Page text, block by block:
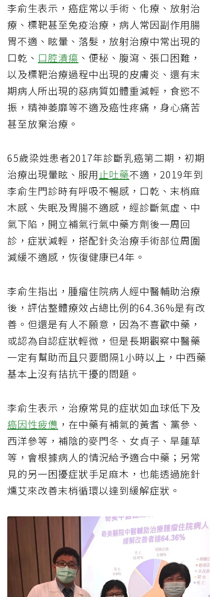
李俞生表示，癌症常以手術、化療、放射治
療、標靶甚至免疫治療，病人常因副作用腸
胃不適、眩暈、落髮，放射治療中常出現的
口乾、 口腔潰瘍 、便秘、腹瀉、張口困難，
以及標靶治療過程中出現的皮膚炎、還有末
期病人所出現的惡病質如體重減輕，食慾不
振，精神萎靡等不適及癌性疼痛，身心痛苦
甚至放棄治療。
65歲梁姓患者2017年診斷乳癌第二期，初期
治療出現暈眩、服用止吐藥不適，2019年到
李俞生門診時有呼吸不暢感，口乾、末梢麻
木感、失眠及胃腸不適感，經診斷氣虛、中
氣下陷，開立補氣行氣中藥方劑後一周回
診，症狀減輕，搭配針灸治療手術部位周圍
減緩不適感，恢復健康已4年。
李俞生指出，腫瘤住院病人經中醫輔助治療
後，評估整體療效占總比例的64.36%是有改
善。但還是有人不願意，因為不喜歡中藥，
或認為自認症狀輕微，但是長期觀察中醫藥
一定有幫助而且只要間隔1小時以上，中西藥
基本上沒有拮抗干擾的問題。
李俞生表示，治療常見的症狀如血球低下及
癌因性疲憊 ，在中藥有補氣的黃耆、黨參、
西洋參等，補陰的麥門冬、女貞子、旱蓮草
等，會根據病人的情況給予適合中藥；另常
見的另一困擾症狀手足麻木，也能透過施針
燻艾來改善末梢循環以達到緩解症狀。